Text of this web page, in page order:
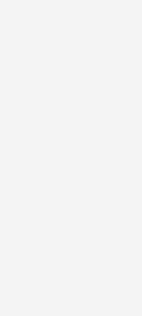
kombinierter Wert der
ALLGRIP AT
6,1 l/100 km; kombinierter
CO2-Emission: 102 g/km;
Comfort+
plus 1,0 l/100 km;
B; kombinierter
(bei entladener
Batterie)
kombiniert: 0 g/km;